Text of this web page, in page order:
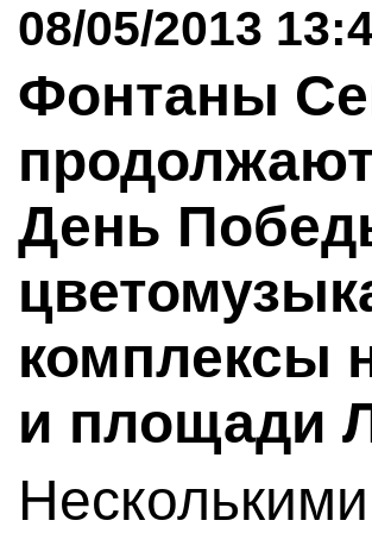
08/05/2013
Фонтаны
День
комплексы
и площади